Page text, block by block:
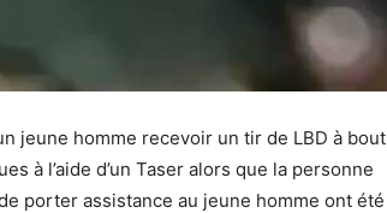
jeune homme recevoir un tir de LBD à bout
à l’aide d’un Taser alors que la personne
porter assistance au jeune homme ont été